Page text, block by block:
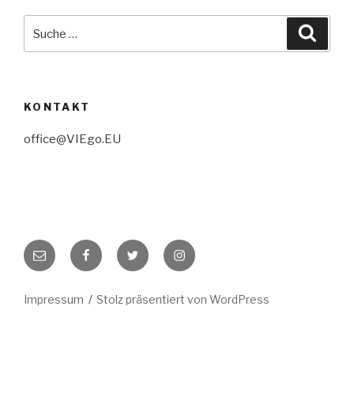
nach:
KONTAKT
office@VIEgo.EU
E-
Mail
FacebookTwitter Instagram
Impressum Stolz präsentiert von WordPress